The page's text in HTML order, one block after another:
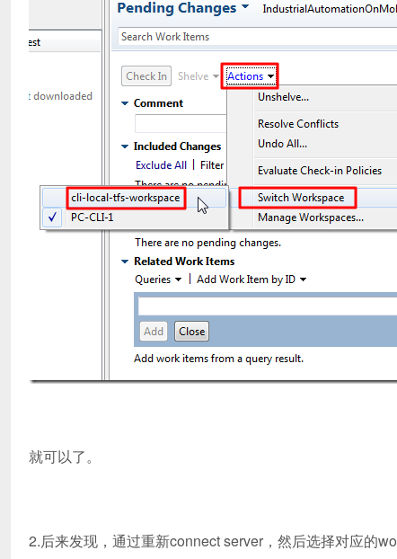
就可以了。
2.后来发现，通过重新connect server，然后选择对应的